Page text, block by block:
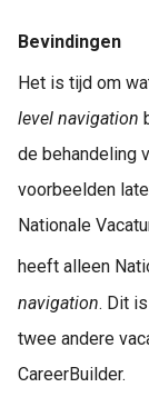
Bevindingen
Het is tijd om
level navigation
de behandeling
voorbeelden
Nationale
heeft alleen
navigation. Dit
twee andere
CareerBuilder.